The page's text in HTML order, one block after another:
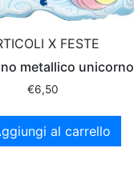
X FESTE
metallico unicorno
€6,50
al carrello